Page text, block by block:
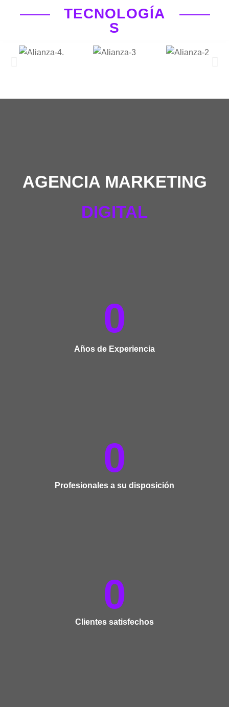
TECNOLOGÍA
S
AGENCIA MARKETING
DIGITAL
Años de Experiencia
0
Profesionales a su disposición
0
Clientes satisfechos
0